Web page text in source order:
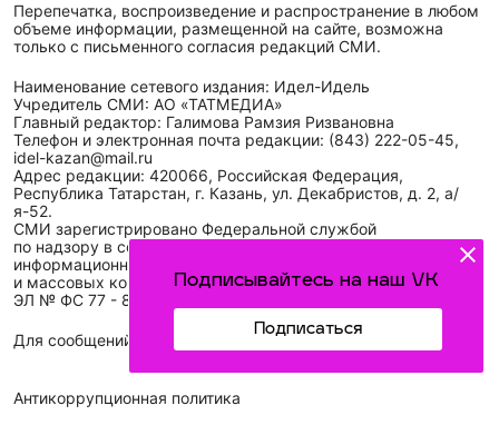
Подписывайтесь на наш VK
Подписаться
Перепечатка, воспроизведение и распространение в любом
объеме информации, размещенной на сайте, возможна
только с письменного согласия редакций СМИ.
Наименование сетевого издания: Идел-Идель
Учредитель СМИ: АО «ТАТМЕДИА»
Главный редактор: Галимова Рамзия Ризвановна
Телефон и электронная почта редакции: (843) 222-05-45,
idel-kazan@mail.ru
Адрес редакции: 420066, Российская Федерация,
Республика Татарстан, г. Казань, ул. Декабристов, д. 2, а/
я-52.
СМИ зарегистрировано Федеральной службой
по надзору в сфере связи,
информационных технологий
и массовых коммуникаций (Роскомнадзор)
ЭЛ № ФС 77 - 89431 от 14.05.2025
Для сообщений о фактах коррупции: idel-kazan@mail.ru
Антикоррупционная политика